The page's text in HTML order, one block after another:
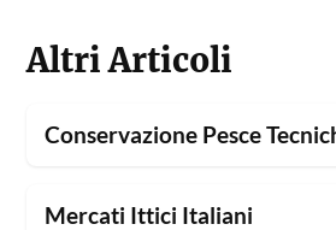
Altri Articoli
Conservazione Pesce
Mercati Ittici Italiani